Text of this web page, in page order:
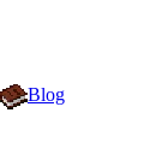
Blog